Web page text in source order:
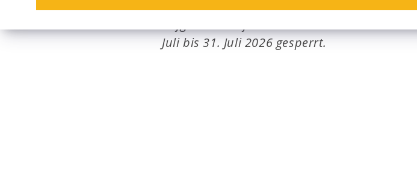
Juli bis 31. Juli 2026 gesperrt.